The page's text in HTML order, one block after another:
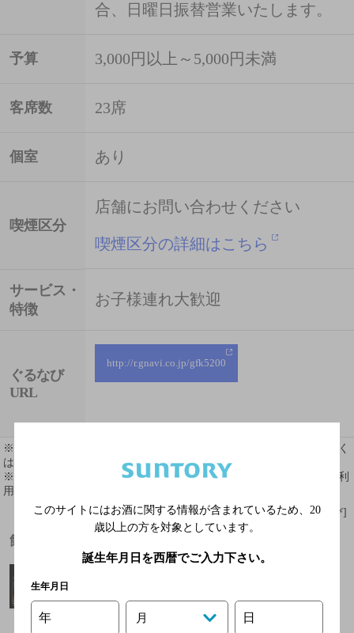
合、日曜日振替営業いたします。
予算 3,000円以上～5,000円未満
客席数 23席
個室 あり
喫煙区分
店舗にお問い合わせください
喫煙区分の詳細はこちら
サービス・
特徴
お子様連れ大歓迎
ぐるなび
URL
http://r.gnavi.co.jp/gfk5200
※ 掲載されている情報は最新の内容と異なる場合があります。詳しく
はお店にお問い合わせください。
※ 掲載されているリンク等の外部コンテンツはお客様のご判断でご利
用ください。
[情報提供：ぐるなび]
飲めるお酒
このサイトにはお酒に関する情報が含まれているため、 20
歳以上の方を対象としています。
誕生年月日を西暦でご入力下さい。
生年月日
年 月 日